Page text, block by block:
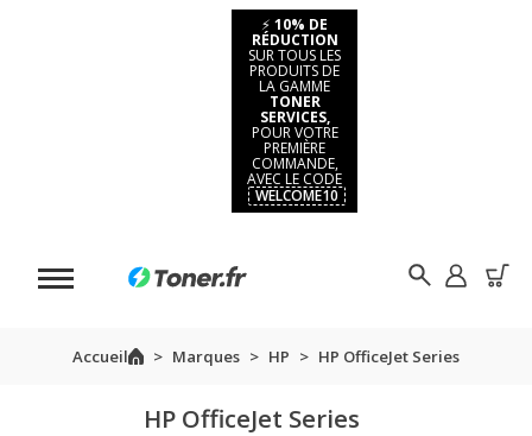
⚡ 10% DE
RÉDUCTION
SUR TOUS LES
PRODUITS DE
LA GAMME
TONER
SERVICES,
POUR VOTRE
PREMIÈRE
COMMANDE,
AVEC LE CODE
WELCOME10
Accueil Marques HP HP OfficeJet Series
HP OfficeJet Series